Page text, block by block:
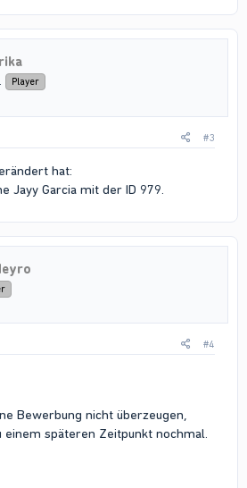
Player
#3
hat:
Jayy Garcia mit der ID 979.
#4
Bewerbung nicht überzeugen,
einem späteren Zeitpunkt nochmal.